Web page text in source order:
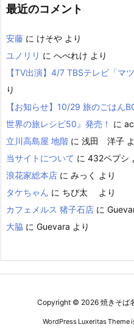
最近のコメント
安藤 に けそや より
ユノリリ に へべれけ より
【TV出演】4/7 TBSテレビ「マ
り
【お知らせ】10/29 旅のごはん
世界の旅レシピ50』発売！
に
立川高島屋 地階 に 浅田 洋子
当サイトについて に 432ペプシ
浪花家総本店 に みっく
より
タケちゃん に ちび太
より
カフェメルス 猪子石店 に
大脇 に Guevara より
Copyright © 2026 焼きそば
WordPress Luxeritas Theme